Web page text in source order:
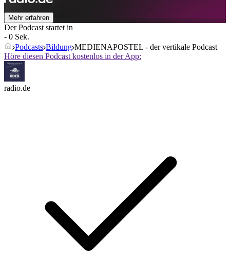
Mehr erfahren
Der Podcast startet in
- 0 Sek.
Podcasts Bildung MEDIENAPOSTEL - der vertikale Podcast
Höre diesen Podcast kostenlos in der App:
radio.de